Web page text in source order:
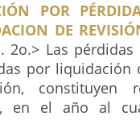
POR
DE
2o.> Las
por liquidación
constituyen
en el año al